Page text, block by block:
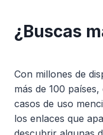
¿Buscas
Con millones de
más de 100
casos de uso
los enlaces que